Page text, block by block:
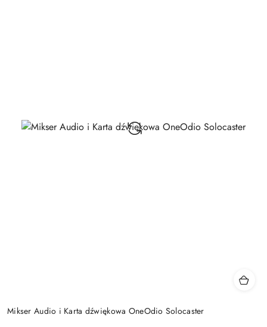
Mikser Audio i Karta dźwiękowa OneOdio Solocaster